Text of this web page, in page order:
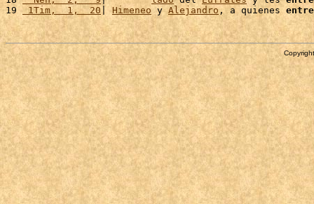
19 1Tim,  1,  20 | Himeneo y Alejandro , a quienes